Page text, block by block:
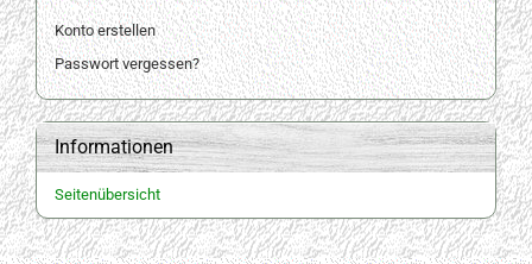
Konto erstellen
Passwort vergessen?
Informationen
Seitenübersicht